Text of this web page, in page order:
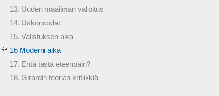
13. Uuden maailman valloitus
14. Uskonsodat
15. Valistuksen aika
16 Moderni aika
17. Entä tästä eteenpäin?
18. Girardin teorian kritiikkiä